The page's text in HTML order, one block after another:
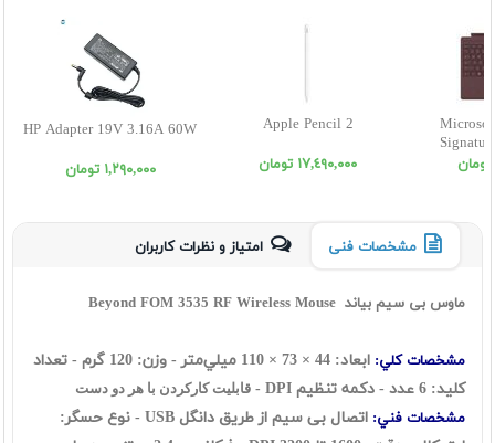
HP Adapter 19V 3.16A 60W
١,٢٩٠,٠٠٠ تومان
Apple Pencil 2
١٧,٤٩٠,٠٠٠ تومان
مشخصات فنی امتیاز و نظرات کاربران
ماوس بی سیم بیاند Beyond FOM 3535 RF Wireless Mouse
مشخصات کلي:
ابعاد: 44 × 73 × 110 ميلي‌متر - وزن: 120 گرم - تعداد
کلید: 6 عدد - دکمه تنظیم DPI -
قابليت کارکردن با هر دو دست
مشخصات فني:
اتصال بی سیم از طریق دانگل USB - نوع حسگر: